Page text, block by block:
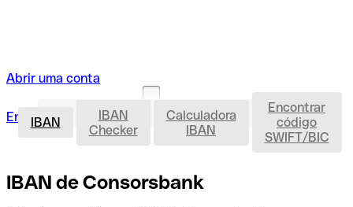
Abrir uma conta
Entrar Abrir uma conta IBAN
IBAN
IBAN
Checker
Calculadora
IBAN
Encontrar
código
SWIFT/BIC
IBAN de Consorsbank